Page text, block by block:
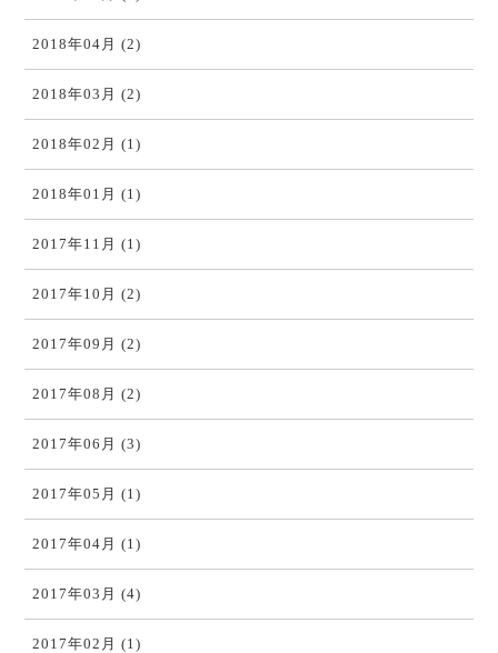
2018年04月 (2)
2018年03月 (2)
2018年02月 (1)
2018年01月 (1)
2017年11月 (1)
2017年10月 (2)
2017年09月 (2)
2017年08月 (2)
2017年06月 (3)
2017年05月 (1)
2017年04月 (1)
2017年03月 (4)
2017年02月 (1)